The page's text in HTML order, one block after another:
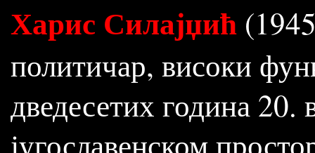
Харис Силајџић
политичар, високи
дведесетих година 20.